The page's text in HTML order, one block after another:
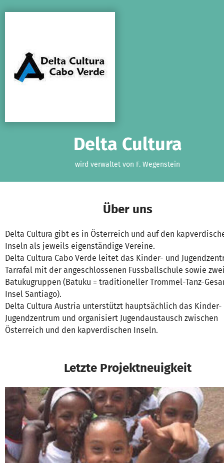
Delta Cultura
wird verwaltet von F. Wegenstein
Über uns
Delta Cultura gibt es in Österreich und auf den
Inseln als jeweils eigenständige Vereine.
Delta Cultura Cabo Verde leitet das Kinder- und
Tarrafal mit der angeschlossenen Fussballschule sowie
Batukugruppen (Batuku = traditioneller Trommel-Tanz-
Insel Santiago).
Delta Cultura Austria unterstützt hauptsächlich das Kinder-
Jugendzentrum und organisiert Jugendaustausch zwischen
Österreich und den kapverdischen Inseln.
Letzte Projektneuigkeit